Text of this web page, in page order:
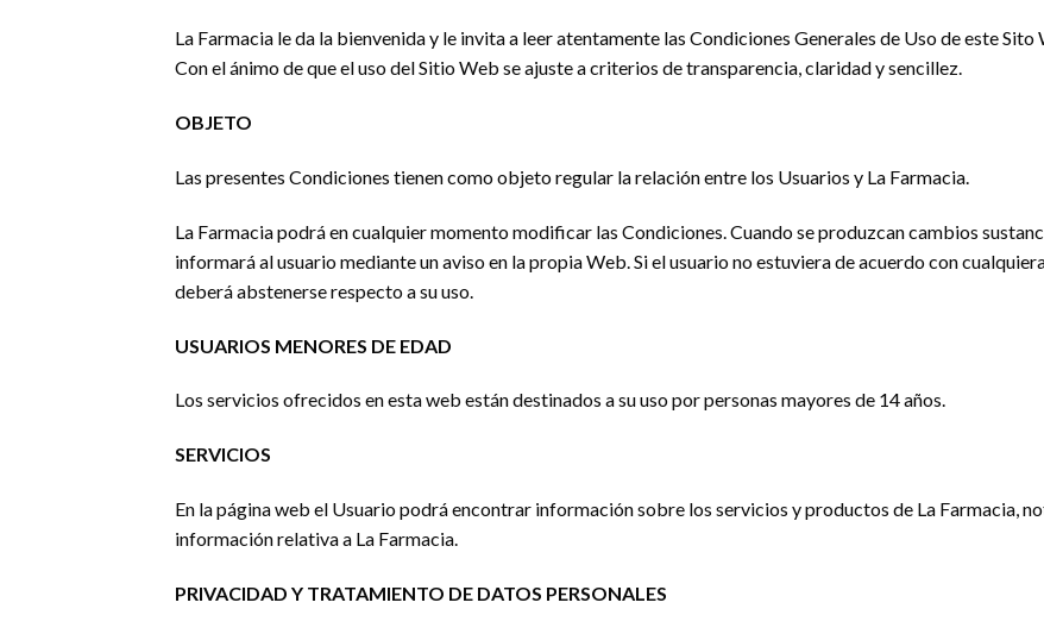
La Farmacia le da la bienvenida y le invita a leer atentamente las Condiciones Generales de Uso de este Sito
Con el ánimo de que el uso del Sitio Web se ajuste a criterios de transparencia, claridad y sencillez.
OBJETO
Las presentes Condiciones tienen como objeto regular la relación entre los Usuarios y La Farmacia.
La Farmacia podrá en cualquier momento modificar las Condiciones. Cuando se produzcan cambios
informará al usuario mediante un aviso en la propia Web. Si el usuario no estuviera de acuerdo con
deberá abstenerse respecto a su uso.
USUARIOS MENORES DE EDAD
Los servicios ofrecidos en esta web están destinados a su uso por personas mayores de 14 años.
SERVICIOS
En la página web el Usuario podrá encontrar información sobre los servicios y productos de La Farmacia,
información relativa a La Farmacia.
PRIVACIDAD Y TRATAMIENTO DE DATOS PERSONALES